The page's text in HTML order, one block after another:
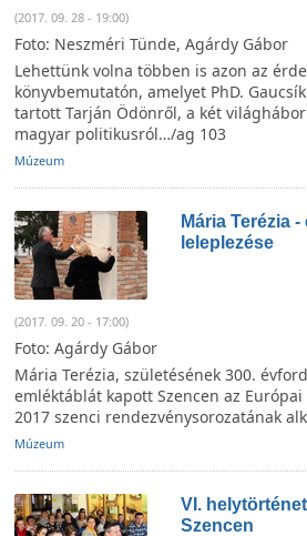
(2017. 09. 28 - 19:00)
Foto: Neszméri Tünde, Agárdy Gábor
Lehettünk volna többen is azon az
könyvbemutatón, amelyet PhD.
tartott Tarján Ödönről, a két
magyar politikusról…/ag 103
Múzeum
Mária Terézia
leleplezése
(2017. 09. 20 - 17:00)
Foto: Agárdy Gábor
Mária Terézia, születésének 300.
emléktáblát kapott Szencen az
2017 szenci rendezvénysorozatának
Múzeum
VI.
Szencen